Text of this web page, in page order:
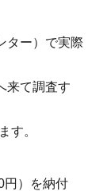
ター）で実際
来て調査す
す。
円）を納付